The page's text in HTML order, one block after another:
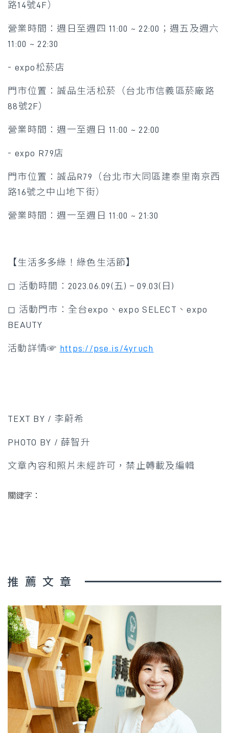
路14號4F）
營業時間：週日至週四 11:00 ~ 22:00；週五及週六
11:00 ~ 22:30
- expo松菸店
門市位置：誠品生活松菸（台北市信義區菸廠路
88號2F）
營業時間：週一至週日 11:00 ~ 22:00
- expo R79店
門市位置：誠品R79（台北市大同區建泰里南京西
路16號之中山地下街）
營業時間：週一至週日 11:00 ~ 21:30
【生活多多綠！綠色生活節】
◻ 活動時間：2023.06.09(五) – 09.03(日)
◻ 活動門市：全台expo、expo SELECT、expo
BEAUTY
活動詳情☞ https://pse.is/4yruch
TEXT BY / 李蔚希
PHOTO BY / 薛智升
文章內容和照片未經許可，禁止轉載及編輯
關鍵字：
推薦文章